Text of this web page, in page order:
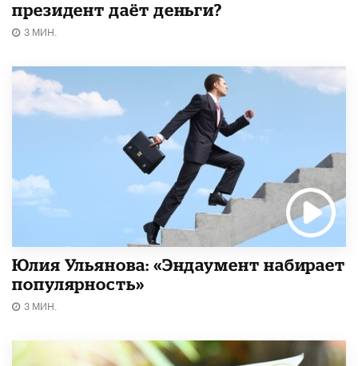
президент даёт деньги?
3 МИН.
Юлия Ульянова: «Эндаумент набирает
популярность»
3 МИН.